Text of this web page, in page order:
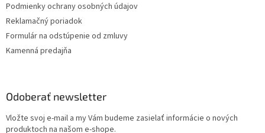
Podmienky ochrany osobných údajov
Reklamačný poriadok
Formulár na odstúpenie od zmluvy
Kamenná predajňa
Odoberať newsletter
Vložte svoj e-mail a my Vám budeme zasielať informácie o nových
produktoch na našom e-shope.